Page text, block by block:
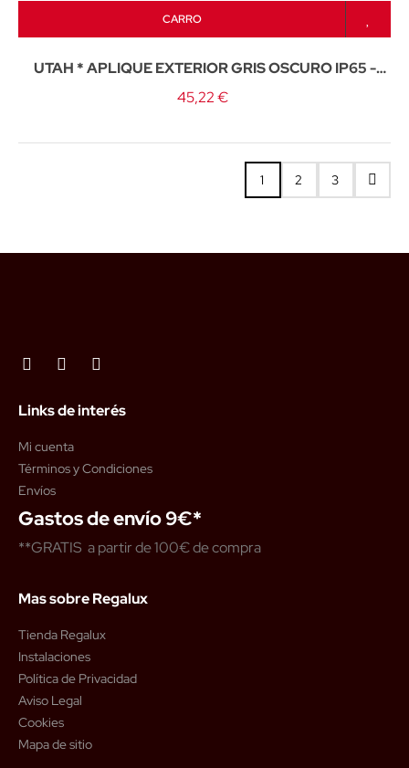
CARRO
UTAH * APLIQUE EXTERIOR GRIS OSCURO IP65 -
1L*E27
45,22 €
1 2 3
Links de interés
Mi cuenta
Términos y Condiciones
Envíos
Gastos de envío 9€*
**GRATIS a partir de 100€ de compra
Mas sobre Regalux
Tienda Regalux
Instalaciones
Política de Privacidad
Aviso Legal
Cookies
Mapa de sitio